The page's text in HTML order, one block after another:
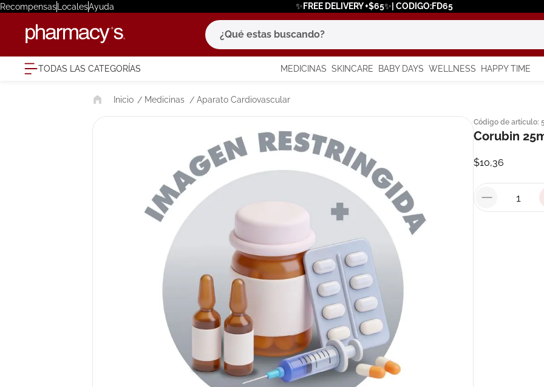
RecompensasLocalesAyuda ✨FREE DELIVERY +$65✨| CODIGO:FD65
¿Qué estas buscando?
TODAS LAS CATEGORÍAS MEDICINAS SKINCARE BABY DAYS WELLNESS HAPPY TIME
Medicinas Aparato Cardiovascular
Código de artículo:
Corubin
$10,36
términos más buscados
1. eucerin
3. bioderma
7.
. roche posay
9. nivea
10 pañales